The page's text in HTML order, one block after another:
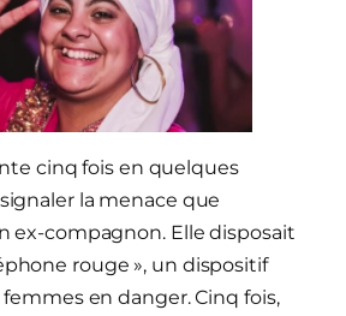
cinq fois en quelques
la menace que
ex-compagnon. Elle disposait
rouge », un dispositif
en danger. Cinq fois,